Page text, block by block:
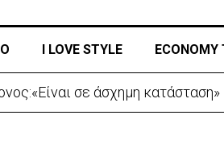
I LOVE STYLE ECONOMY
ακριβώς πάνω απ’ το πτώμα»